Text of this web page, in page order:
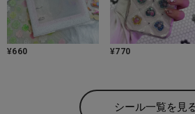
¥660 ¥770
シール一覧を見